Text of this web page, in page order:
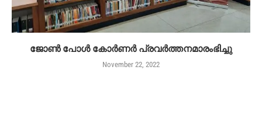
ജോൺ പോൾ കോർണർ പ്രവർത്തനമാരംഭിച്ചു
November 22, 2022